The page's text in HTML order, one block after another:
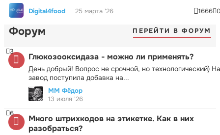
Digital4food
25 марта '26 1666
Форум ПЕРЕЙТИ В ФОРУМ
Глюкозооксидаза - можно ли применять?
День добрый! Вопрос не срочной, но технологический) На
завод поступила добавка на...
3
ММ Фёдор
13 июля '26
Много штрихкодов на этикетке. Как в них
разобраться?
6